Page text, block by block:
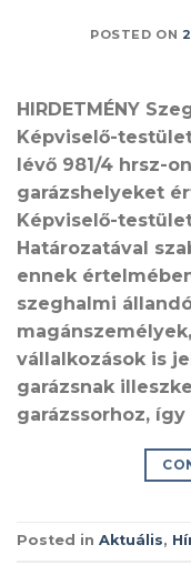
POSTED ON
HIRDETMÉNY
Képviselő-
lévő 981/4 hrsz-
garázshelyeket
Képviselő-testület
Határozatával
ennek
szeghalmi
vállalkozások is
garázsnak
garázssorhoz,
Posted in Aktuális,